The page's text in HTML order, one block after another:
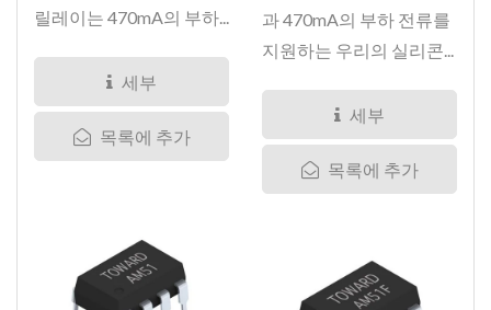
릴레이는 470mA의 부하...
세부
목록에 추가
과 470mA의 부하 전류를
지원하는 우리의 실리콘...
세부
목록에 추가